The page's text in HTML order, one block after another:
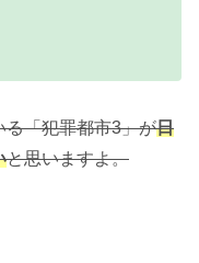
る「犯罪都市3」が日
と思いますよ。